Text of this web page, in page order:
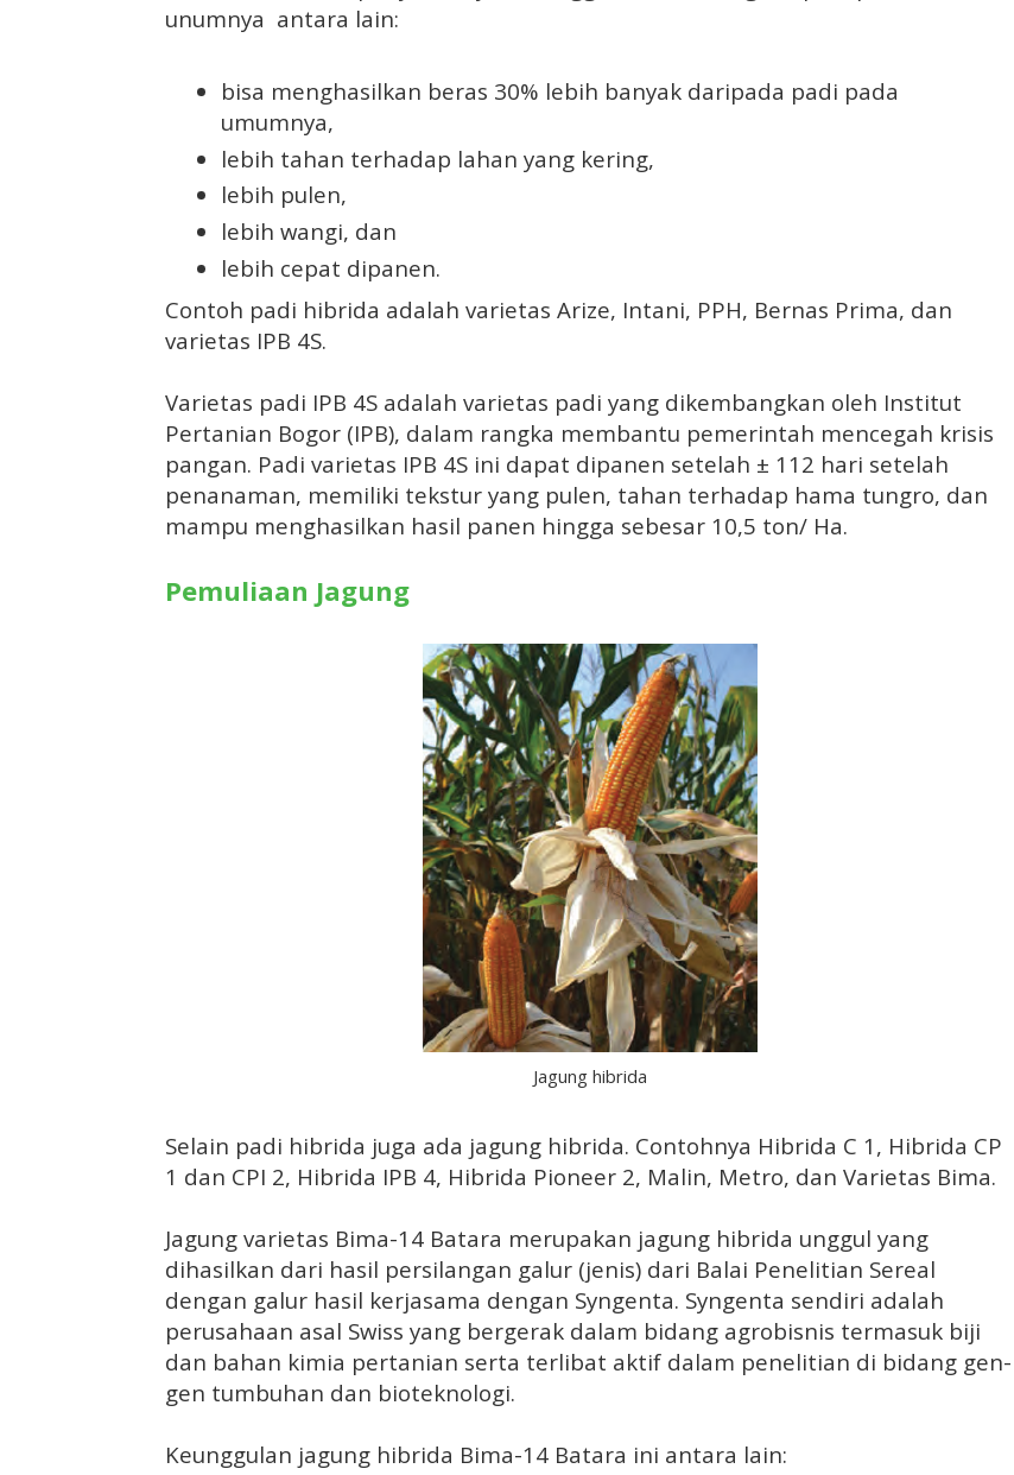
unumnya antara lain:
bisa menghasilkan beras 30% lebih banyak daripada padi pada
umumnya,
lebih tahan terhadap lahan yang kering,
lebih pulen,
lebih wangi, dan
lebih cepat dipanen.
Contoh padi hibrida adalah varietas Arize, Intani, PPH, Bernas Prima, dan
varietas IPB 4S.
Varietas padi IPB 4S adalah varietas padi yang dikembangkan oleh Institut
Pertanian Bogor (IPB), dalam rangka membantu pemerintah mencegah krisis
pangan. Padi varietas IPB 4S ini dapat dipanen setelah ± 112 hari setelah
penanaman, memiliki tekstur yang pulen, tahan terhadap hama tungro, dan
mampu menghasilkan hasil panen hingga sebesar 10,5 ton/ Ha.
Pemuliaan Jagung
Jagung hibrida
Selain padi hibrida juga ada jagung hibrida. Contohnya Hibrida C 1, Hibrida CP
1 dan CPI 2, Hibrida IPB 4, Hibrida Pioneer 2, Malin, Metro, dan Varietas Bima.
Jagung varietas Bima-14 Batara merupakan jagung hibrida unggul yang
dihasilkan dari hasil persilangan galur (jenis) dari Balai Penelitian Sereal
dengan galur hasil kerjasama dengan Syngenta. Syngenta sendiri adalah
perusahaan asal Swiss yang bergerak dalam bidang agrobisnis termasuk biji
dan bahan kimia pertanian serta terlibat aktif dalam penelitian di bidang gen-
gen tumbuhan dan bioteknologi.
Keunggulan jagung hibrida Bima-14 Batara ini antara lain: